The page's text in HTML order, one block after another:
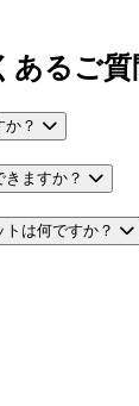
あるご質
？
ますか？
は何ですか？